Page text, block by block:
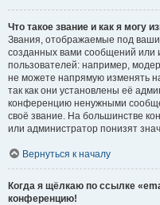
Что такое звание и как я могу
Звания, отображаемые под
созданных вами сообщений
пользователей: например,
не можете напрямую изменять
так как они установлены её
конференцию ненужными
своё звание. На большинстве
или администратор понизят
Вернуться к началу
Когда я щёлкаю по ссылке
конференцию!